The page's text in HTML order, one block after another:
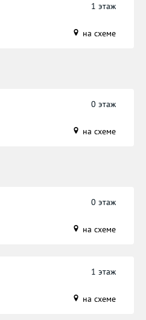
1 этаж
на схеме
0 этаж
на схеме
0 этаж
на схеме
1 этаж
на схеме